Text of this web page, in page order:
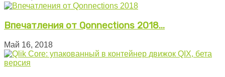
Впечатления от Qonnections 2018...
Май 16, 2018